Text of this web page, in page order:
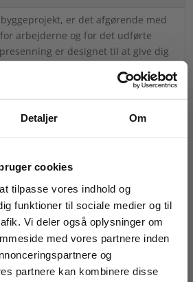
Detaljer Om
cookies
tilpasse vores indhold og
funktioner til sociale medier og til
Vi deler også oplysninger om
med vores partnere inden
og
partnere kan kombinere disse
er det afgørende med
arbejderne og for det udførte
er designet til at give dig
denne presenning ekstra
under alle vejrforhold.
i to forskellige kvaliteter, så
passer til dine behov. Uanset
og give dig den beskyttelse,
og mere effektivt med vores